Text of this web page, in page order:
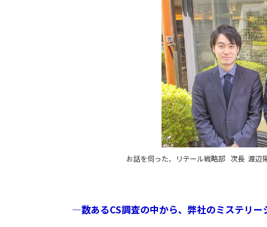
お話を伺った、リテール戦略部 次長 渡辺
―数あるCS調査の中から、弊社のミステリ